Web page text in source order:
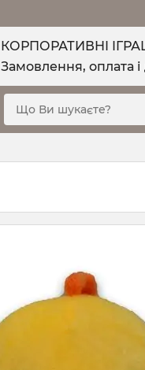
КОРПОРАТИВНІ
Замовлення, оплата і